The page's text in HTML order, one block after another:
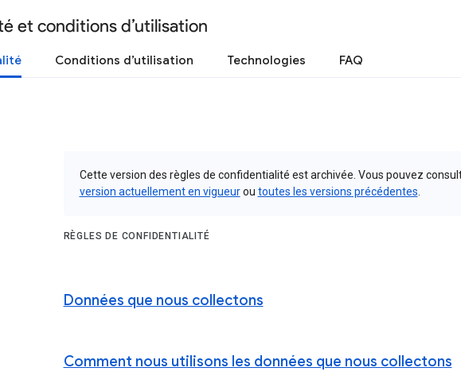
et conditions d’utilisation
Conditions d’utilisation Technologies FAQ
Cette version des règles de confidentialité est archivée. Vous pouvez
version actuellement en vigueurou toutes les versions précédentes
RÈGLES DE CONFIDENTIALITÉ
Données que nous collectons
Comment nous utilisons les données que nous collectons